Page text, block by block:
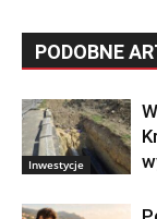
PODOBNE
Inwestycje